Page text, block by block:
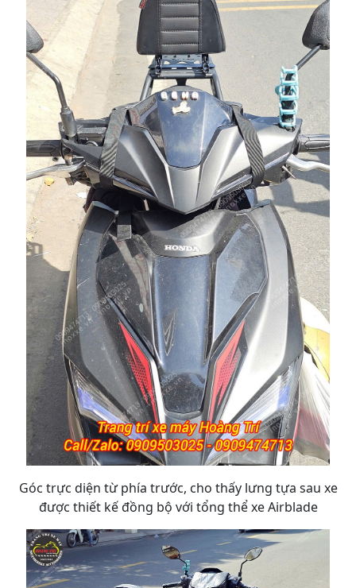
Góc trực diện từ phía trước, cho thấy lưng tựa sau xe
được thiết kế đồng bộ với tổng thể xe Airblade